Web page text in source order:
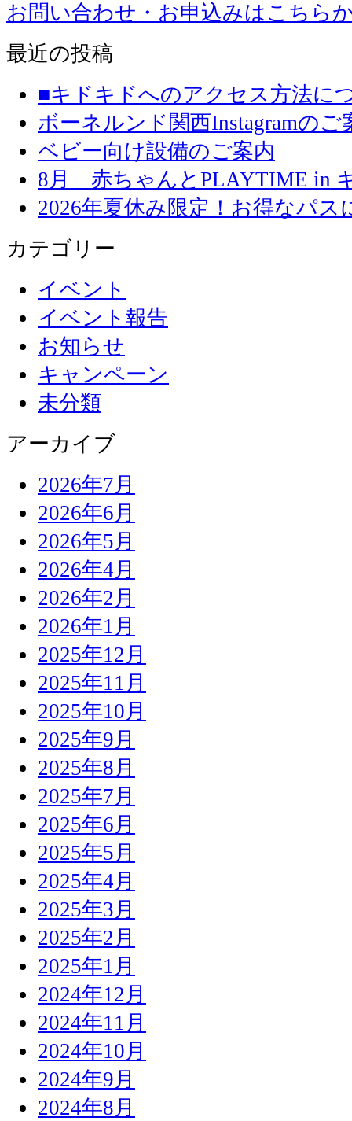
お問い合わせ・お申込みはこちら
最近の投稿
■キドキドへのアクセス方法に
ボーネルンド関西Instagramのご
ベビー向け設備のご案内
8月 赤ちゃんとPLAYTIME in
2026年夏休み限定！お得なパス
カテゴリー
イベント
イベント報告
お知らせ
キャンペーン
未分類
アーカイブ
2026年7月
2026年6月
2026年5月
2026年4月
2026年2月
2026年1月
2025年12月
2025年11月
2025年10月
2025年9月
2025年8月
2025年7月
2025年6月
2025年5月
2025年4月
2025年3月
2025年2月
2025年1月
2024年12月
2024年11月
2024年10月
2024年9月
2024年8月